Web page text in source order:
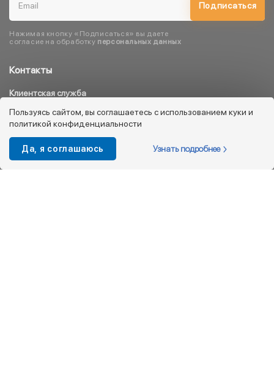
Контакты
Клиентская служба
8 800 333 08 45
info@kotofey.ru
Магазины в Москва (50)
Подписаться
Нажимая кнопку «Подписаться» вы даете
согласие на обработку персональных данных
Пользуясь сайтом, вы соглашаетесь с использованием куки и
политикой конфиденциальности
Да, я соглашаюсь Узнать подробнее